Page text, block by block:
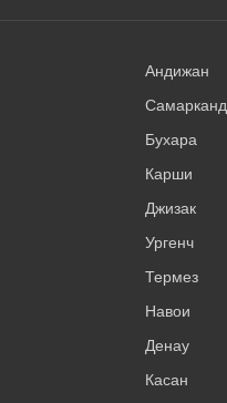
Андижан
Самарканд
Бухара
Карши
Джизак
Ургенч
Термез
Навои
Денау
Касан